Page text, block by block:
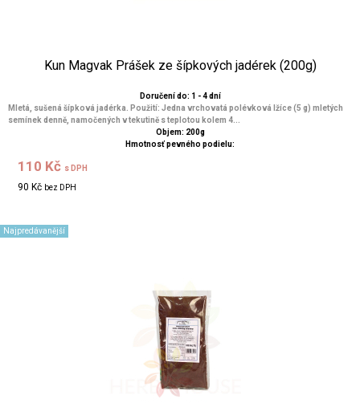
Kun Magvak Prášek ze šípkových jadérek (200g)
Doručení do: 1 - 4 dní
Mletá, sušená šípková jadérka. Použití: Jedna vrchovatá polévková lžíce (5 g) mletých
semínek denně, namočených v tekutině s teplotou kolem 4...
Objem: 200g
Hmotnosť pevného podielu:
110 Kč s DPH
90 Kč bez DPH
Najpredávanější